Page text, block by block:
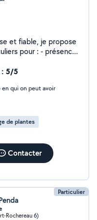
: - présence
aide simple)-
chats et petits
litière, courrier,
léger, remise en
simple
personnes en
(pass Navigo). Je
dans un climat de
du tarif en fonction
: 5/5
en qui on peut avoir
de plantes
Contacter
Particulier
Rochereau 6)